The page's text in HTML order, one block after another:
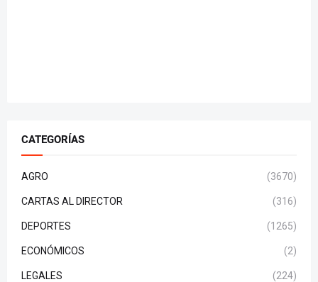
CATEGORÍAS
AGRO (3670)
CARTAS AL DIRECTOR (316)
DEPORTES (1265)
ECONÓMICOS (2)
LEGALES (224)